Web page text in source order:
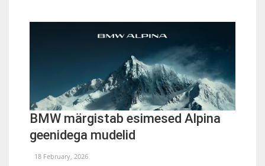
BMW märgistab esimesed Alpina
geenidega mudelid
18 February, 2026